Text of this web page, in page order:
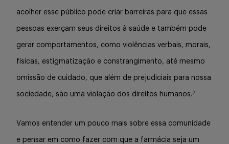
acolher esse público pode criar barreiras para que essas
pessoas exerçam seus direitos à saúde e também pode
gerar comportamentos, como violências verbais, morais,
físicas, estigmatização e constrangimento, até mesmo
omissão de cuidado, que além de prejudiciais para nossa
sociedade, são uma violação dos direitos humanos. 2
Vamos entender um pouco mais sobre essa comunidade
e pensar em como fazer com que a farmácia seja um